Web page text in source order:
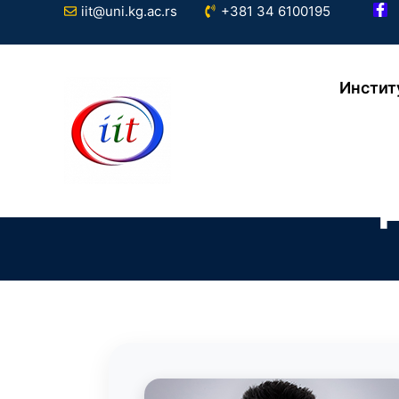
iit@uni.kg.ac.rs +381 34 6100195